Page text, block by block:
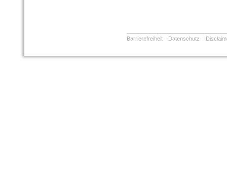
Barrierefreiheit Datenschutz